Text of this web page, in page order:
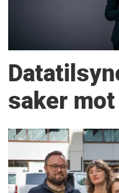
saker